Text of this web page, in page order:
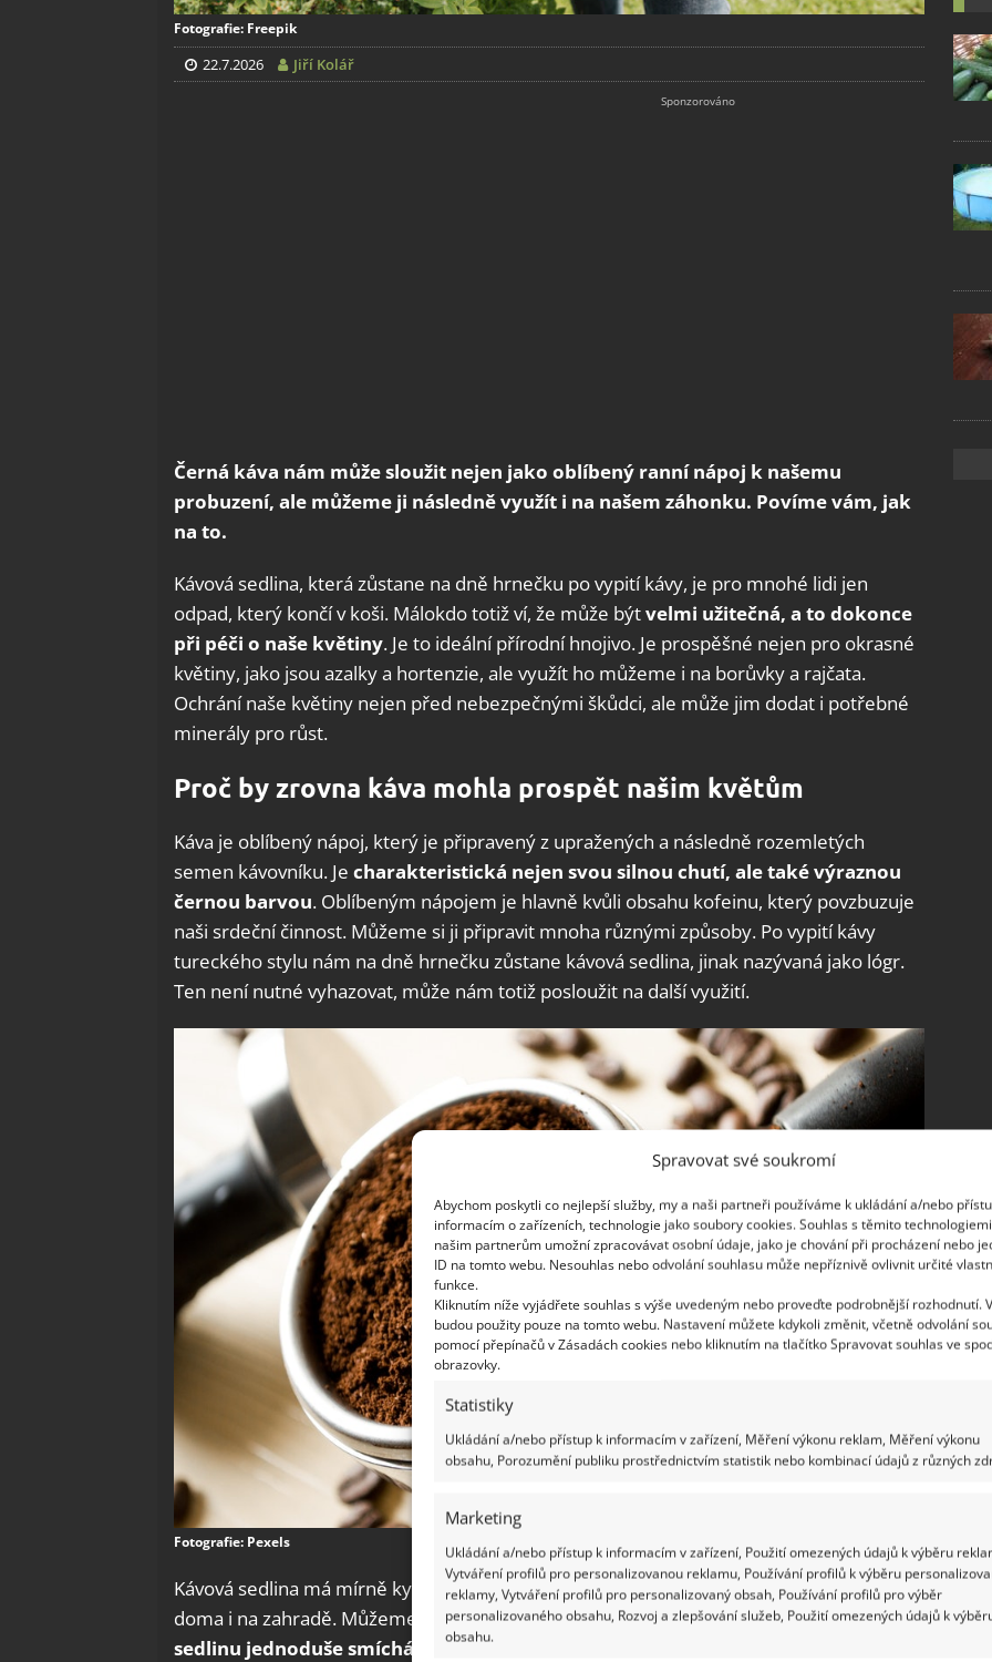
Spravovat své soukromí
Abychom poskytli co nejlepší služby, my a naši partneři používáme k ukládání a/nebo
informacím o zařízeních, technologie jako soubory cookies. Souhlas s těmito
našim partnerům umožní zpracovávat osobní údaje, jako je chování při procházení nebo
ID na tomto webu. Nesouhlas nebo odvolání souhlasu může nepříznivě ovlivnit určité
funkce.
Kliknutím níže vyjádřete souhlas s výše uvedeným nebo proveďte podrobnější rozhodnutí.
budou použity pouze na tomto webu. Nastavení můžete kdykoli změnit, včetně odvolání
pomocí přepínačů v Zásadách cookies nebo kliknutím na tlačítko Spravovat souhlas ve
obrazovky.
Statistiky
Ukládání a/nebo přístup k informacím v zařízení, Měření výkonu reklam, Měření výkonu
obsahu, Porozumění publiku prostřednictvím statistik nebo kombinací údajů z různých
Marketing
Ukládání a/nebo přístup k informacím v zařízení, Použití omezených údajů k výběru
Vytváření profilů pro personalizovanou reklamu, Používání profilů k výběru
reklamy, Vytváření profilů pro personalizovaný obsah, Používání profilů pro výběr
personalizovaného obsahu, Rozvoj a zlepšování služeb, Použití omezených údajů k
obsahu.
Fotografie: Freepik
22.7.2026 Jiří Kolář
Černá káva nám může sloužit nejen jako oblíbený ranní nápoj k našemu
probuzení, ale můžeme ji následně využít i na našem záhonku. Povíme vám, jak
na to.
Kávová sedlina, která zůstane na dně hrnečku po vypití kávy, je pro mnohé lidi jen
odpad, který končí v koši. Málokdo totiž ví, že může býtvelmi užitečná, a to dokonce
při péči o naše květiny. Je to ideální přírodní hnojivo. Je prospěšné nejen pro okrasné
květiny, jako jsou azalky a hortenzie, ale využít ho můžeme i na borůvky a rajčata.
Ochrání naše květiny nejen před nebezpečnými škůdci, ale může jim dodat i potřebné
minerály pro růst.
Proč by zrovna káva mohla prospět našim květům
Káva je oblíbený nápoj, který je připravený z upražených a následně rozemletých
semen kávovníku. Je charakteristická nejen svou silnou chutí, ale také výraznou
černou barvou. Oblíbeným nápojem je hlavně kvůli obsahu kofeinu, který povzbuzuje
naši srdeční činnost. Můžeme si ji připravit mnoha různými způsoby. Po vypití kávy
tureckého stylu nám na dně hrnečku zůstane kávová sedlina, jinak nazývaná jako lógr.
Ten není nutné vyhazovat, může nám totiž posloužit na další využití.
Fotografie: Pexels
Kávová sedlina má mírně kyselé pH, což je prospěšné pro rostliny, které pěstujeme
doma i na zahradě. Můžeme ji jednoduše použít na zalévání našich květin.Kávovou
sedlinu jednoduše smícháme s 10 litry vody